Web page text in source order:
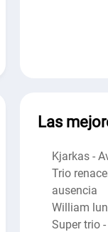
Las
Kjarkas -
Trio
ausencia
William
Super trio